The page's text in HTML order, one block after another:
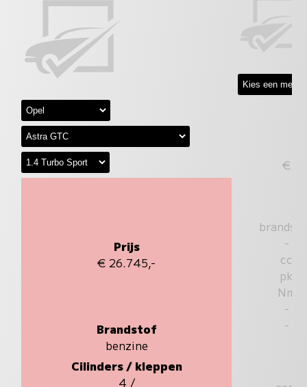
Prijs
€ 26.745,-
Brandstof
benzine
Cilinders / kleppen
4 /
€
-
cc
pk
Nm
-
-